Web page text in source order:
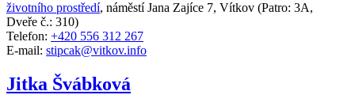
životního prostředí, náměstí Jana Zajíce 7, Vítkov (Patro: 3A,
Dveře č.: 310)
Telefon: +420 556 312 267
E-mail: stipcak@vitkov.info
Jitka Švábková